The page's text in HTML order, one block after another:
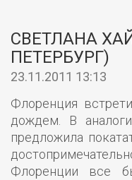
СВЕТЛАНА
ПЕТЕРБУРГ)
23.11.2011 13:13
Флоренция
дождем. В
предложила
Флоренции все